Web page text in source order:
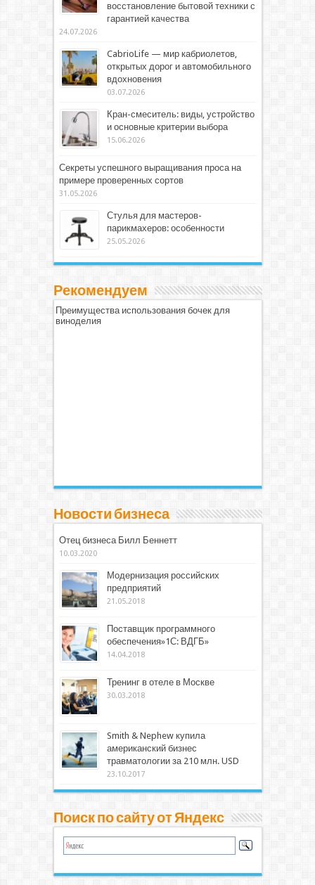
восстановление бытовой техники с
гарантией качества
24.07.2026
CabrioLife — мир кабриолетов,
открытых дорог и автомобильного
вдохновения
03.07.2026
Кран-смеситель: виды, устройство
и основные критерии выбора
15.06.2026
Секреты успешного выращивания проса на
примере проверенных сортов
31.05.2026
Стулья для мастеров-
парикмахеров: особенности
25.05.2026
Рекомендуем
Преимущества использования бочек для
виноделия
Новости бизнеса
Отец бизнеса Билл Беннетт
10.03.2020
Модернизация российских
предприятий
21.05.2018
Поставщик программного
обеспечения»1С: ВДГБ»
14.04.2018
Тренинг в отеле в Москве
30.03.2018
Smith & Nephew купила
американский бизнес
травматологии за 210 млн. USD
23.10.2017
Поиск по сайту от Яндекс